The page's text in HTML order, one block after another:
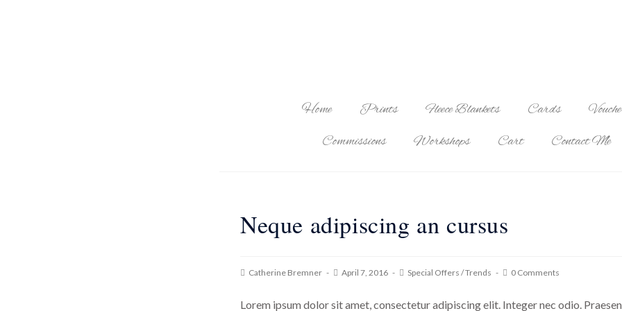
Home Prints Fleece Blankets Cards
Commissions
Workshops Cart Contact Me
Neque adipiscing an cursus
Catherine Bremner April 7, 2016 Special Offers /Trends 0 Comments
Lorem ipsum dolor sit amet, consectetur adipiscing elit. Integer nec odio.